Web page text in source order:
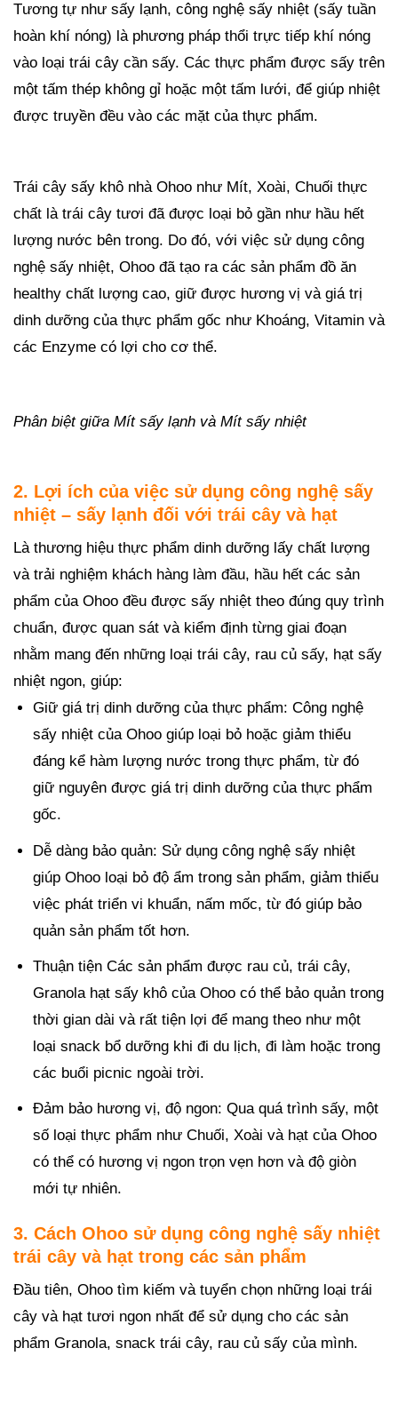
Tương tự như sấy lạnh, công nghệ sấy nhiệt (sấy tuần
hoàn khí nóng) là phương pháp thổi trực tiếp khí nóng
vào loại trái cây cần sấy. Các thực phẩm được sấy trên
một tấm thép không gỉ hoặc một tấm lưới, để giúp nhiệt
được truyền đều vào các mặt của thực phẩm.
Trái cây sấy khô nhà Ohoo như Mít, Xoài, Chuối thực
chất là trái cây tươi đã được loại bỏ gần như hầu hết
lượng nước bên trong. Do đó, với việc sử dụng công
nghệ sấy nhiệt, Ohoo đã tạo ra các sản phẩm đồ ăn
healthy chất lượng cao, giữ được hương vị và giá trị
dinh dưỡng của thực phẩm gốc như Khoáng, Vitamin và
các Enzyme có lợi cho cơ thể.
Phân biệt giữa Mít sấy lạnh và Mít sấy nhiệt
2. Lợi ích của việc sử dụng công nghệ sấy
nhiệt – sấy lạnh đối với trái cây và hạt
Là thương hiệu thực phẩm dinh dưỡng lấy chất lượng
và trải nghiệm khách hàng làm đầu, hầu hết các sản
phẩm của Ohoo đều được sấy nhiệt theo đúng quy trình
chuẩn, được quan sát và kiểm định từng giai đoạn
nhằm mang đến những loại trái cây, rau củ sấy, hạt sấy
nhiệt ngon, giúp:
Giữ giá trị dinh dưỡng của thực phẩm: Công nghệ
sấy nhiệt của Ohoo giúp loại bỏ hoặc giảm thiểu
đáng kể hàm lượng nước trong thực phẩm, từ đó
giữ nguyên được giá trị dinh dưỡng của thực phẩm
gốc.
Dễ dàng bảo quản: Sử dụng công nghệ sấy nhiệt
giúp Ohoo loại bỏ độ ẩm trong sản phẩm, giảm thiểu
việc phát triển vi khuẩn, nấm mốc, từ đó giúp bảo
quản sản phẩm tốt hơn.
Thuận tiện Các sản phẩm được rau củ, trái cây,
Granola hạt sấy khô của Ohoo có thể bảo quản trong
thời gian dài và rất tiện lợi để mang theo như một
loại snack bổ dưỡng khi đi du lịch, đi làm hoặc trong
các buổi picnic ngoài trời.
Đảm bảo hương vị, độ ngon: Qua quá trình sấy, một
số loại thực phẩm như Chuối, Xoài và hạt của Ohoo
có thể có hương vị ngon trọn vẹn hơn và độ giòn
mới tự nhiên.
3. Cách Ohoo sử dụng công nghệ sấy nhiệt
trái cây và hạt trong các sản phẩm
Đầu tiên, Ohoo tìm kiếm và tuyển chọn những loại trái
cây và hạt tươi ngon nhất để sử dụng cho các sản
phẩm Granola, snack trái cây, rau củ sấy của mình.